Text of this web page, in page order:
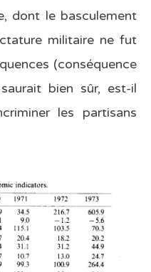
dont le basculement
militaire ne fut
(conséquence
bien sûr, est-il
les partisans